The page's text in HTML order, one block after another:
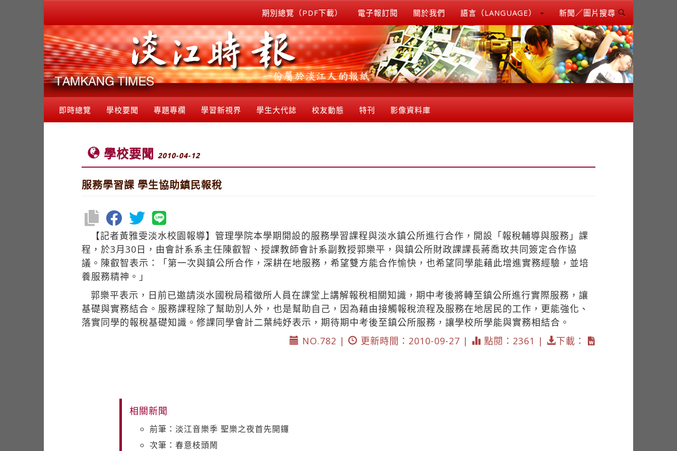
期別總覽（PDF下載） 電子報訂閱 關於我們 語言（LANGUAGE） 新聞／圖片搜尋
即時總覽 學校要聞 專題專欄 學習新視界 學生大代誌 校友動態 特刊 影像資料庫
學校要聞 2010-04-12
服務學習課 學生協助鎮民報稅
【記者黃雅雯淡水校園報導】管理學院本學期開設的服務學習課程與淡水鎮公所進行合作，開設「報稅輔導與服務」課
程，於3月30日，由會計系系主任陳叡智、授課教師會計系副教授郭樂平，與鎮公所財政課課長蔣喬玫共同簽定合作協
議。陳叡智表示：「第一次與鎮公所合作，深耕在地服務，希望雙方能合作愉快，也希望同學能藉此增進實務經驗，並培
養服務精神。」
郭樂平表示，日前已邀請淡水國稅局稽徵所人員在課堂上講解報稅相關知識，期中考後將轉至鎮公所進行實際服務，讓
基礎與實務結合。服務課程除了幫助別人外，也是幫助自己，因為藉由接觸報稅流程及服務在地居民的工作，更能強化、
落實同學的報稅基礎知識。修課同學會計二葉純妤表示，期待期中考後至鎮公所服務，讓學校所學能與實務相結合。
NO.782 |
更新時間：2010-09-27 | 點閱：2361 | 下載：
相關新聞
前筆：淡江音樂季 聖樂之夜首先開鑼
次筆：春意枝頭鬧